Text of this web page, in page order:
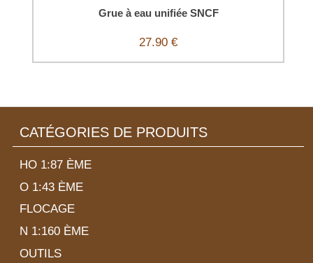
Grue à eau unifiée SNCF
27.90 €
CATÉGORIES DE PRODUITS
HO 1:87 ÈME
O 1:43 ÈME
FLOCAGE
N 1:160 ÈME
OUTILS